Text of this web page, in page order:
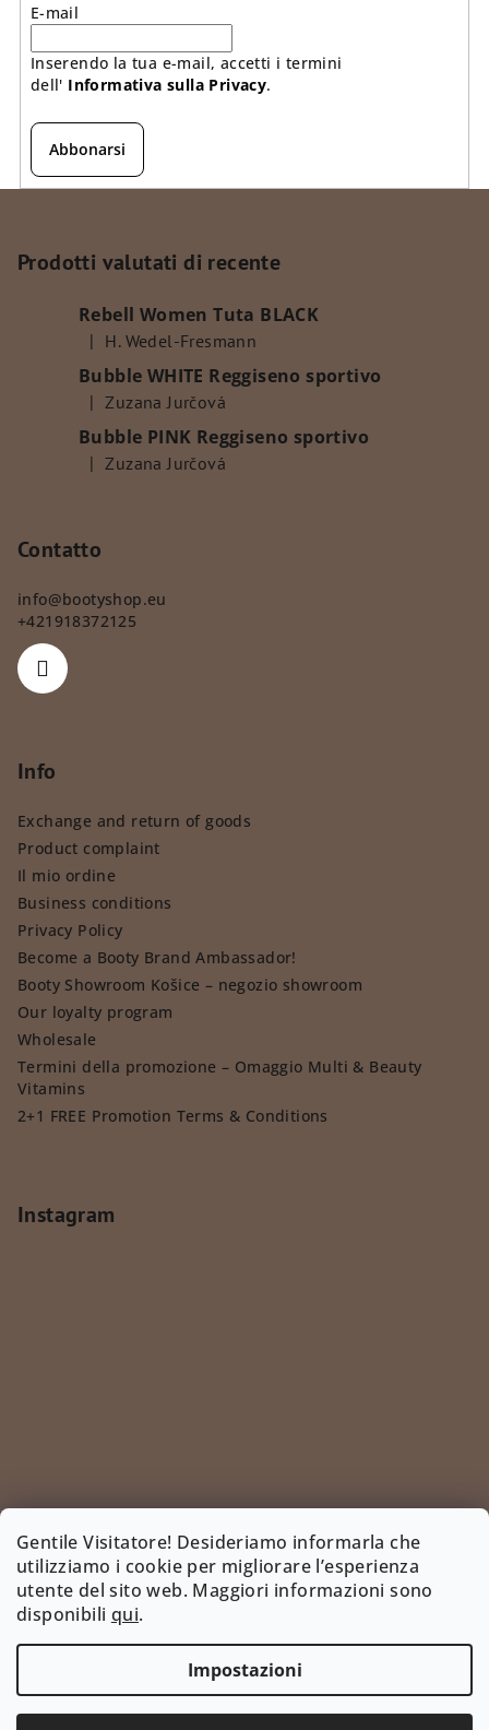
Gentile Visitatore! Desideriamo informarla che
utilizziamo i cookie per migliorare l’esperienza
utente del sito web. Maggiori informazioni sono
disponibili qui.
Impostazioni
E-mail
Inserendo la tua e-mail, accetti i termini
dell' Informativa sulla Privacy.
Abbonarsi
Prodotti valutati di recente
Rebell Women Tuta BLACK
La valutazione del prodotto è 5 su 5 stelle.
| H. Wedel-Fresmann
Bubble WHITE Reggiseno sportivo
La valutazione del prodotto è 5 su 5 stelle.
| Zuzana Jurčová
Bubble PINK Reggiseno sportivo
La valutazione del prodotto è 5 su 5 stelle.
| Zuzana Jurčová
Contatto
info@bootyshop.eu
+421918372125
Info
Exchange and return of goods
Product complaint
Il mio ordine
Business conditions
Privacy Policy
Become a Booty Brand Ambassador!
Booty Showroom Košice – negozio showroom
Our loyalty program
Wholesale
Termini della promozione – Omaggio Multi & Beauty
Vitamins
2+1 FREE Promotion Terms & Conditions
Instagram
Segui su Instagram
INSTAGRAM